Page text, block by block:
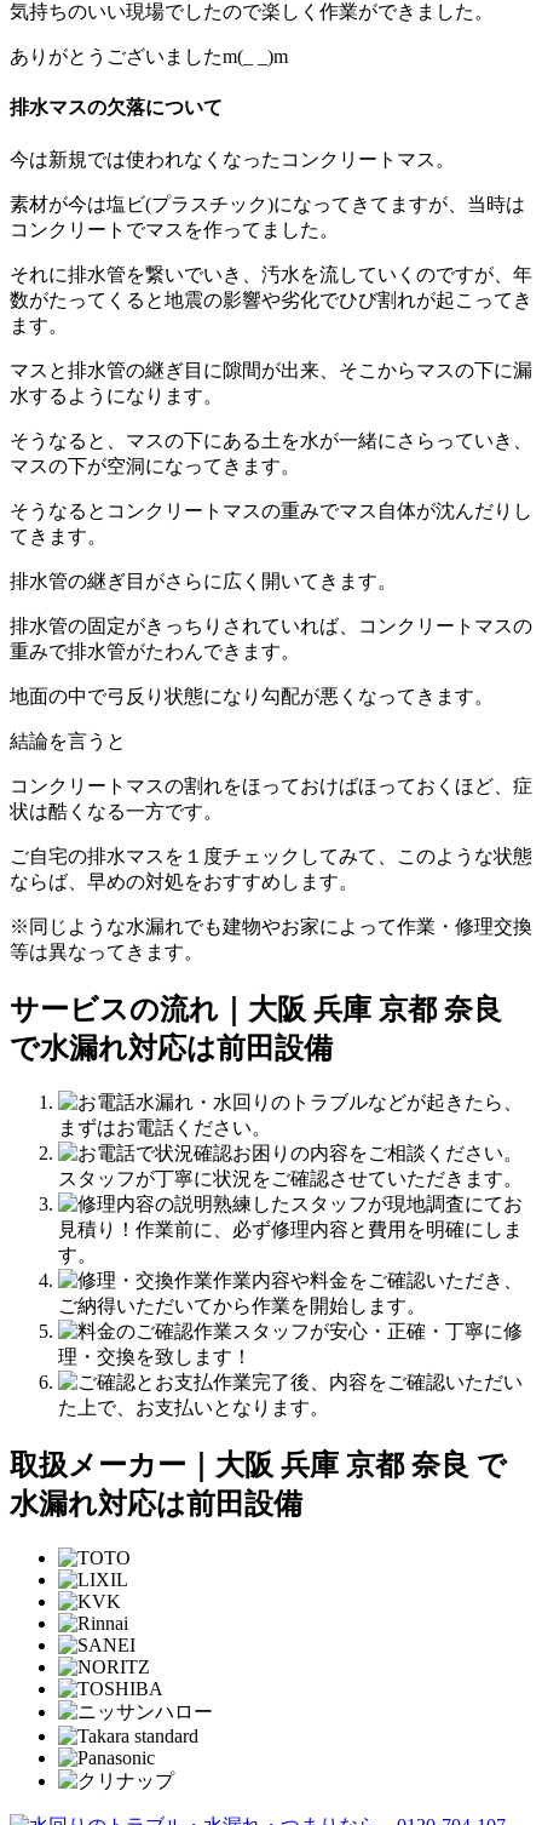
気持ちのいい現場でしたので楽しく作業ができました。
ありがとうございましたm(_ _)m
排水マスの欠落について
今は新規では使われなくなったコンクリートマス。
素材が今は塩ビ(プラスチック)になってきてますが、当時は
コンクリートでマスを作ってました。
それに排水管を繋いでいき、汚水を流していくのですが、年
数がたってくると地震の影響や劣化でひび割れが起こってき
ます。
マスと排水管の継ぎ目に隙間が出来、そこからマスの下に漏
水するようになります。
そうなると、マスの下にある土を水が一緒にさらっていき、
マスの下が空洞になってきます。
そうなるとコンクリートマスの重みでマス自体が沈んだりし
てきます。
排水管の継ぎ目がさらに広く開いてきます。
排水管の固定がきっちりされていれば、コンクリートマスの
重みで排水管がたわんできます。
地面の中で弓反り状態になり勾配が悪くなってきます。
結論を言うと
コンクリートマスの割れをほっておけばほっておくほど、症
状は酷くなる一方です。
ご自宅の排水マスを１度チェックしてみて、このような状態
ならば、早めの対処をおすすめします。
※同じような水漏れでも建物やお家によって作業・修理交換
等は異なってきます。
サービスの流れ｜大阪 兵庫 京都 奈良
で水漏れ対応は前田設備
水漏れ・水回りのトラブルなどが起きたら、
まずはお電話ください。
お困りの内容をご相談ください。
スタッフが丁寧に状況をご確認させていただきます。
熟練したスタッフが現地調査にてお
見積り！作業前に、必ず修理内容と費用を明確にしま
す。
作業内容や料金をご確認いただき、
ご納得いただいてから作業を開始します。
作業スタッフが安心・正確・丁寧に修
理・交換を致します！
作業完了後、内容をご確認いただい
た上で、お支払いとなります。
取扱メーカー｜大阪 兵庫 京都 奈良 で
水漏れ対応は前田設備